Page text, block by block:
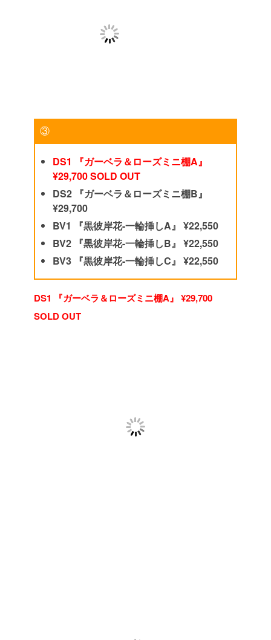
③
DS1 『ガーベラ＆ローズミニ棚A』
¥29,700 SOLD OUT
DS2 『ガーベラ＆ローズミニ棚B』
¥29,700
BV1 『黒彼岸花-一輪挿しA』 ¥22,550
BV2 『黒彼岸花-一輪挿しB』 ¥22,550
BV3 『黒彼岸花-一輪挿しC』 ¥22,550
DS1 『ガーベラ＆ローズミニ棚A』 ¥29,700
SOLD OUT